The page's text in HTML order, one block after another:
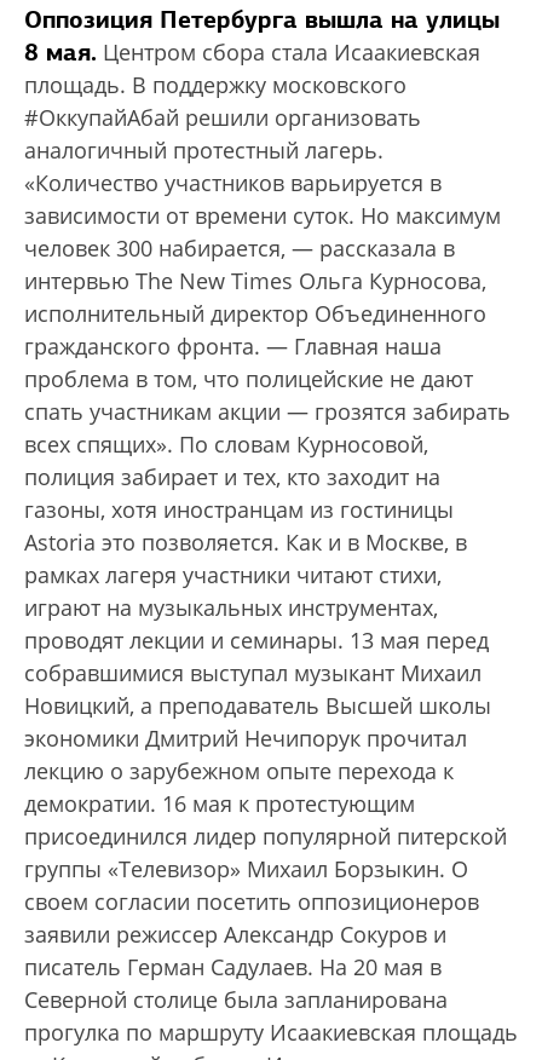
Оппозиция Петербурга вышла на улицы
8 мая. Центром сбора стала Исаакиевская
площадь. В поддержку московского
#ОккупайАбай решили организовать
аналогичный протестный лагерь.
«Количество участников варьируется в
зависимости от времени суток. Но максимум
человек 300 набирается, — рассказала в
интервью The New Times Ольга Курносова,
исполнительный директор Объединенного
гражданского фронта. — Главная наша
проблема в том, что полицейские не дают
спать участникам акции — грозятся забирать
всех спящих». По словам Курносовой,
полиция забирает и тех, кто заходит на
газоны, хотя иностранцам из гостиницы
Astoria это позволяется. Как и в Москве, в
рамках лагеря участники читают стихи,
играют на музыкальных инструментах,
проводят лекции и семинары. 13 мая перед
собравшимися выступал музыкант Михаил
Новицкий, а преподаватель Высшей школы
экономики Дмитрий Нечипорук прочитал
лекцию о зарубежном опыте перехода к
демократии. 16 мая к протестующим
присоединился лидер популярной питерской
группы «Телевизор» Михаил Борзыкин. О
своем согласии посетить оппозиционеров
заявили режиссер Александр Сокуров и
писатель Герман Садулаев. На 20 мая в
Северной столице была запланирована
прогулка по маршруту Исаакиевская площадь